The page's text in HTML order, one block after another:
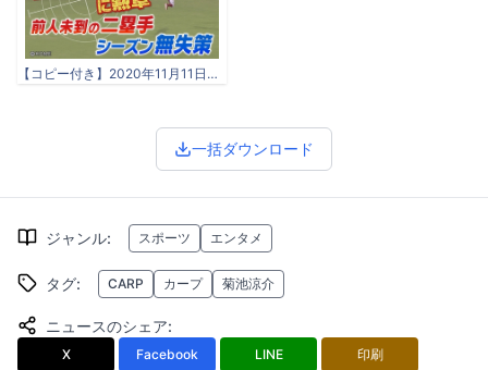
【コピー付き】2020年11月11日「【神技連発】菊池涼介 2020ファインプレー集！」.pg.jpg
一括ダウンロード
ジャンル: スポーツ エンタメ
タグ: CARP カープ 菊池涼介
ニュースのシェア:
X Facebook LINE 印刷